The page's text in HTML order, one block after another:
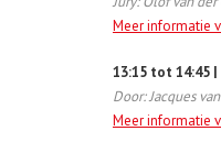
Meer informatie
13:15 tot 14:45
Door: Jacques
Meer informatie